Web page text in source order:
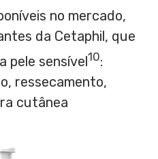
no mercado,
da Cetaphil, que
pele sensível10:
ressecamento,
cutânea